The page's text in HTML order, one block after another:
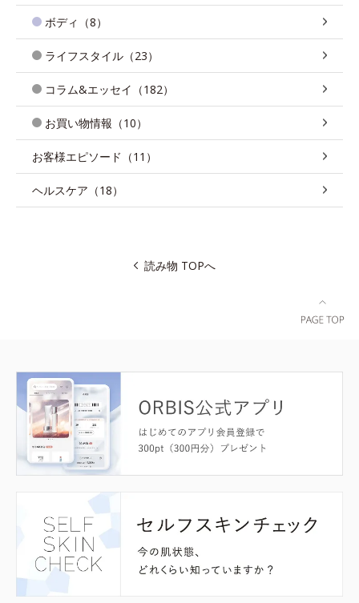
ボディ（8）
ライフスタイル（23）
コラム&エッセイ（182）
お買い物情報（10）
お客様エピソード（11）
ヘルスケア（18）
読み物 TOPへ